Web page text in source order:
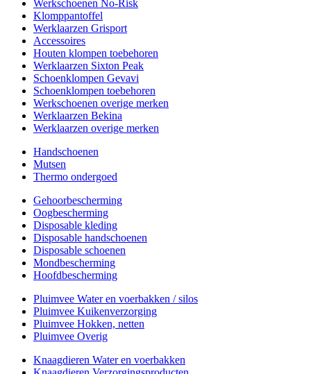
Werkschoenen No-Risk
Klomppantoffel
Werklaarzen Grisport
Accessoires
Houten klompen toebehoren
Werklaarzen Sixton Peak
Schoenklompen Gevavi
Schoenklompen toebehoren
Werkschoenen overige merken
Werklaarzen Bekina
Werklaarzen overige merken
Handschoenen
Mutsen
Thermo ondergoed
Gehoorbescherming
Oogbescherming
Disposable kleding
Disposable handschoenen
Disposable schoenen
Mondbescherming
Hoofdbescherming
Pluimvee Water en voerbakken / silos
Pluimvee Kuikenverzorging
Pluimvee Hokken, netten
Pluimvee Overig
Knaagdieren Water en voerbakken